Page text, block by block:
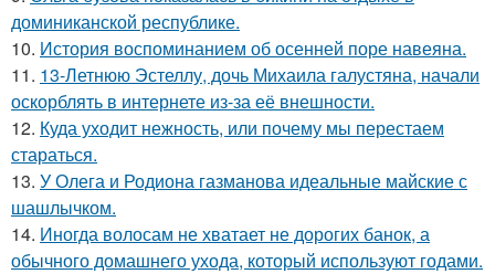
доминиканской республике.
10. История воспоминанием об осенней поре навеяна.
11. 13-Летнюю Эстеллу, дочь Михаила галустяна, начали
оскорблять в интернете из-за её внешности.
12. Куда уходит нежность, или почему мы перестаем
стараться.
13. У Олега и Родиона газманова идеальные майские с
шашлычком.
14. Иногда волосам не хватает не дорогих банок, а
обычного домашнего ухода, который используют годами.